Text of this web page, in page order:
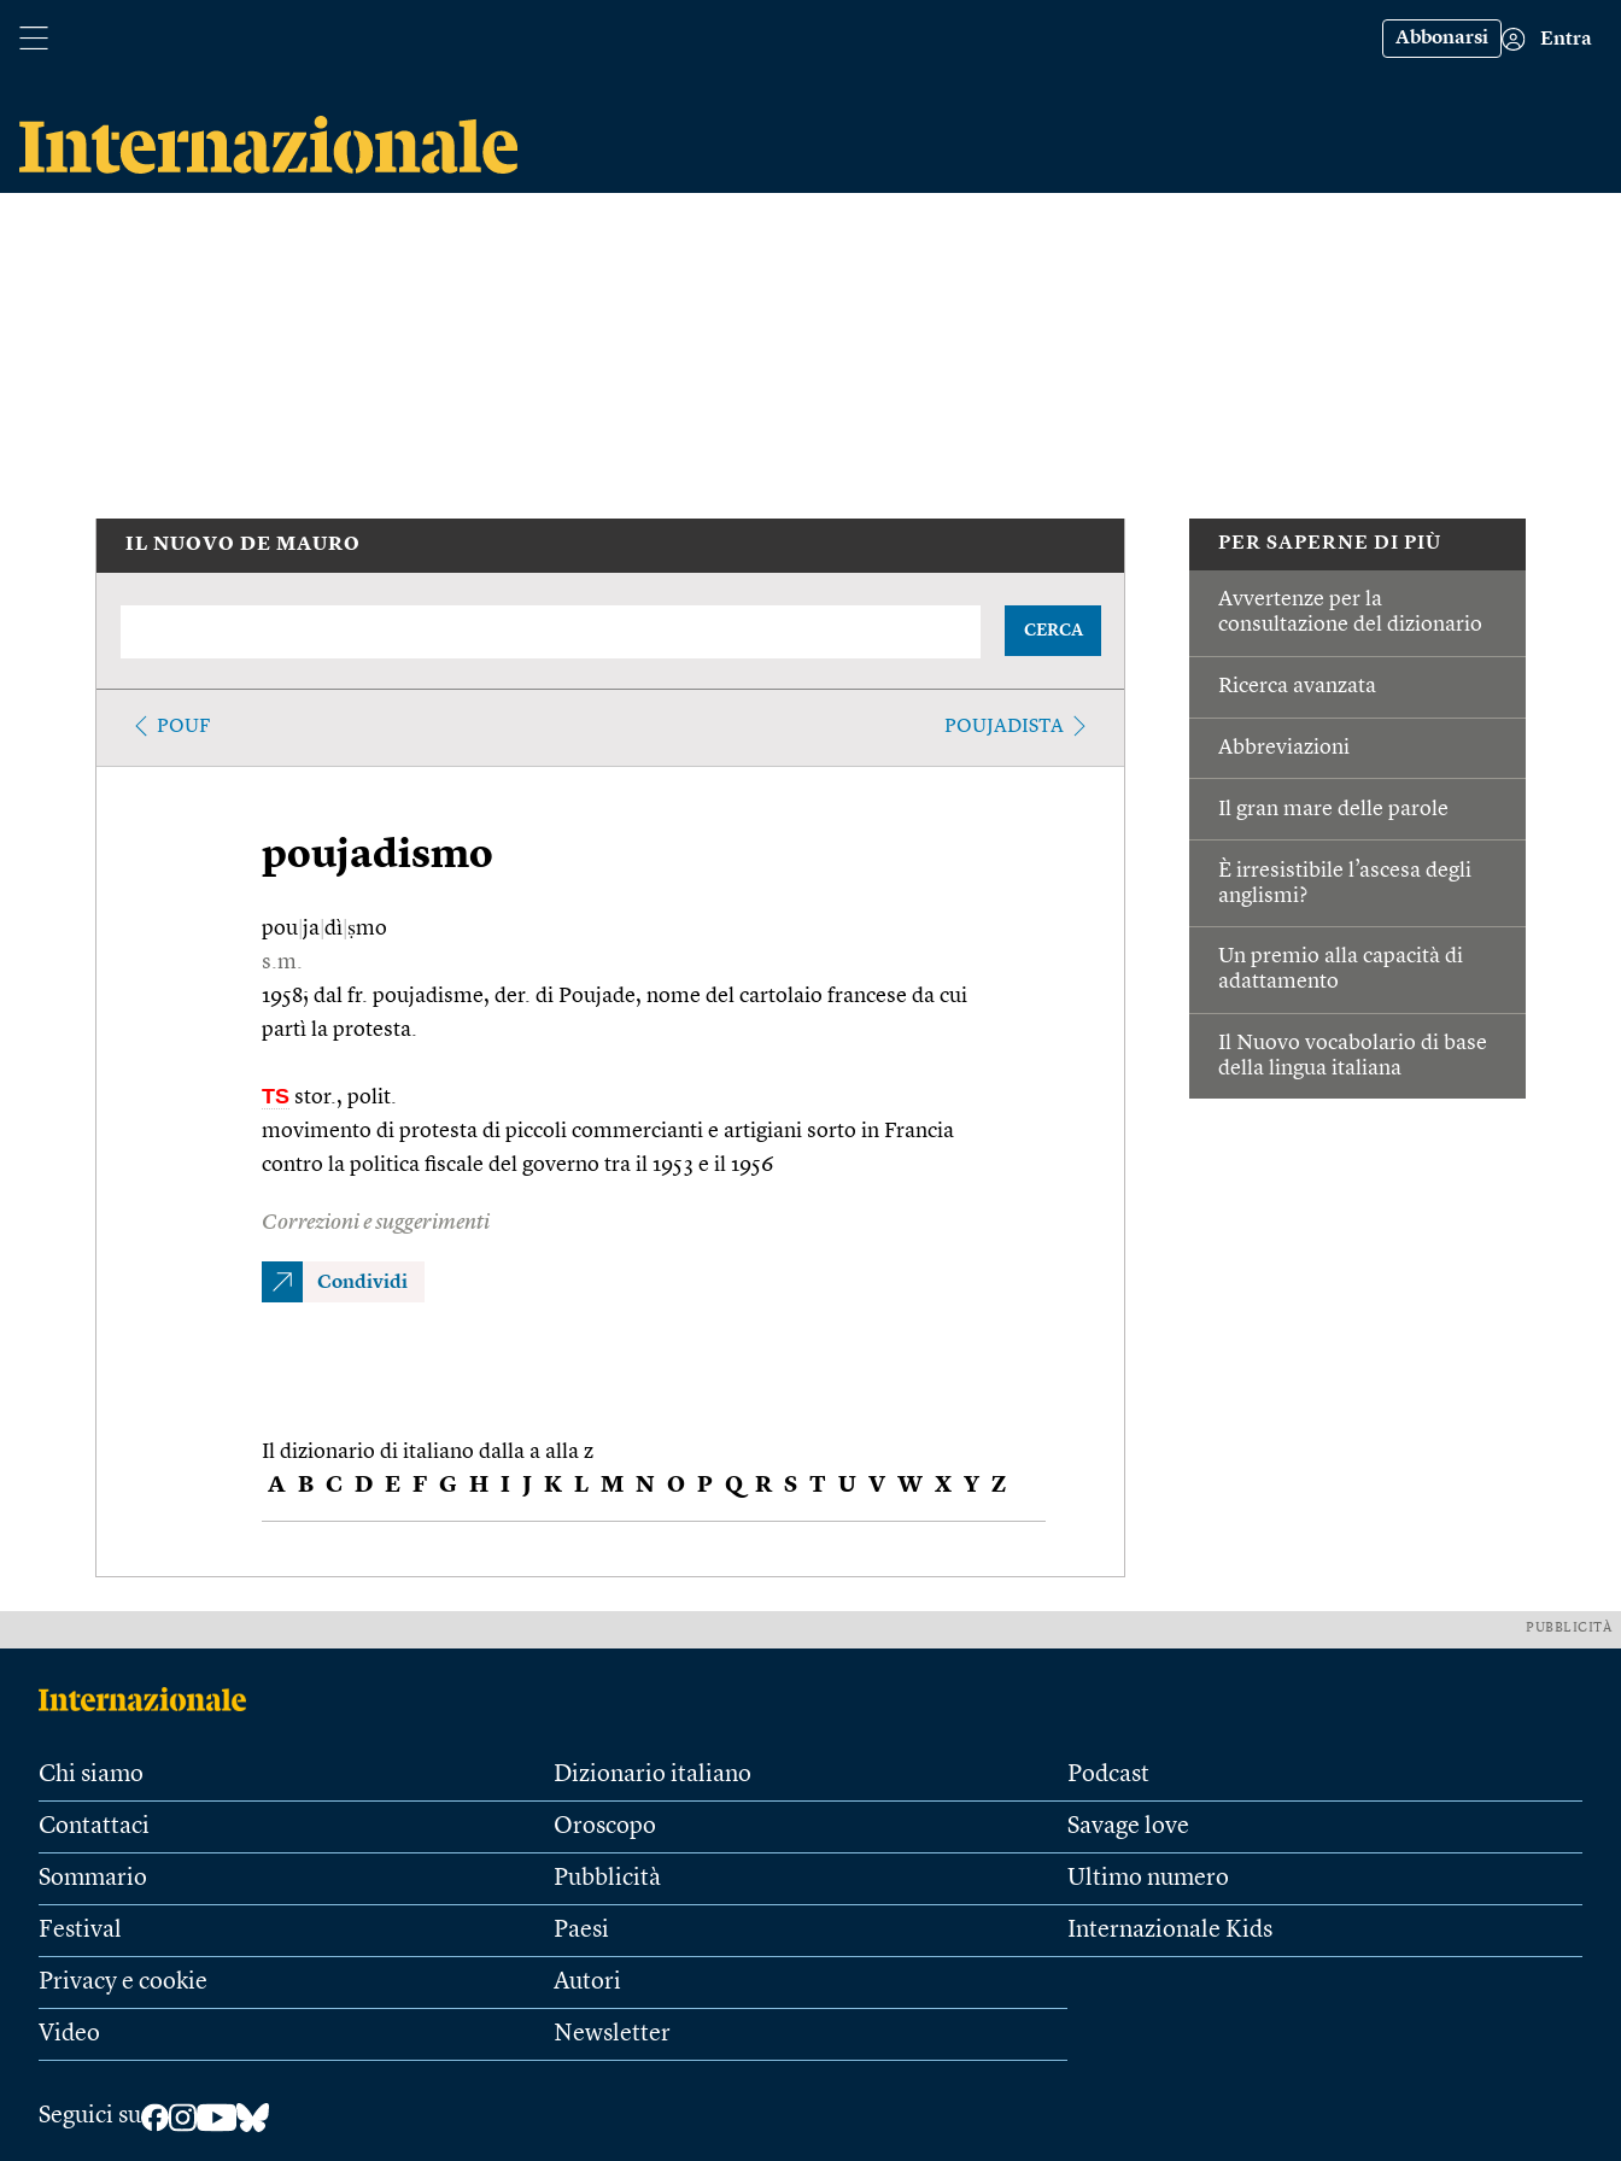
Abbonarsi Entra
PER SAPERNE DI PIÙ
Avvertenze per la
consultazione del dizionario
Ricerca avanzata
Abbreviazioni
Il gran mare delle parole
È irresistibile l’ascesa degli
anglismi?
Un premio alla capacità di
adattamento
Il Nuovo vocabolario di base
della lingua italiana
IL NUOVO DE MAURO
CERCA
POUF POUJADISTA
poujadismo
pou ja dì ṣmo
s.m.
1958; dal fr. poujadisme, der. di Poujade, nome del cartolaio francese da cui
partì la protesta.
TS stor., polit.
movimento di protesta di piccoli commercianti e artigiani sorto in Francia
contro la politica fiscale del governo tra il 1953 e il 1956
Correzioni e suggerimenti
Condividi
Il dizionario di italiano dalla a alla z
A B C D E F G H I J K L M N O P Q R S T U V W X Y Z
PUBBLICITÀ
Chi siamo
Contattaci
Sommario
Festival
Privacy e cookie
Video
Dizionario italiano
Oroscopo
Pubblicità
Paesi
Autori
Newsletter
Podcast
Savage love
Ultimo numero
Internazionale Kids
Seguici su